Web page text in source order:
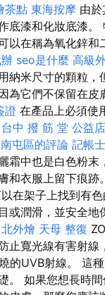
茶點 東海按摩 由
底漆和化妝底漆。
以在稱為氧化鋅和
seo是什麼 高級
納米尺寸的顆粒，
為它們不保留在皮
證 在產品上必須使
台中 撥 筋 堂 公益
屯區的評論 記帳士
霜中也是白色粉末
和衣服上留下痕跡
在架子上找到有
或潤滑，並安全地
外燴 天母 整復
止寬光線有害射線
的UVB射線。 這
。 如果您想長時間